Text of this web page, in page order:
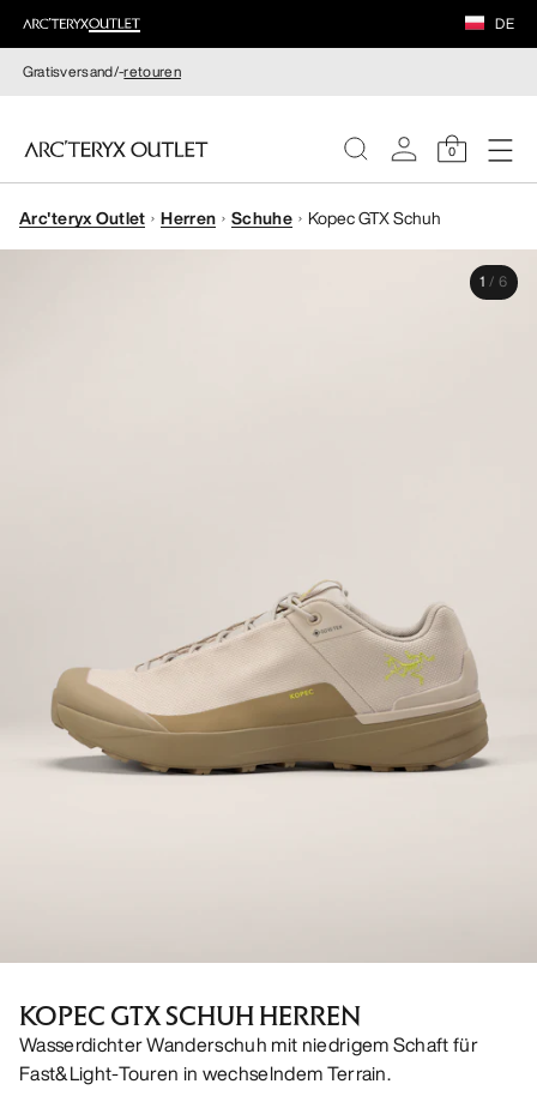
DE
Gratisversand/-retouren
0
DAMEN
Arc'teryx Outlet Herren Schuhe Kopec GTX Schuh
1 / 6
KOPEC GTX SCHUH HERREN
Wasserdichter Wanderschuh mit niedrigem Schaft für
Fast&Light-Touren in wechselndem Terrain.